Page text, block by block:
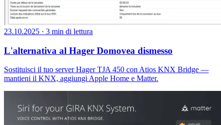
23.10.2025 · 3 min di lettura
L'alternativa al Hager Domovea dismesso
Sostituisci il tuo server Hager TJA 450 con Atios KNX Bridge —
mantieni il KNX, aggiungi Apple Home e Matter.